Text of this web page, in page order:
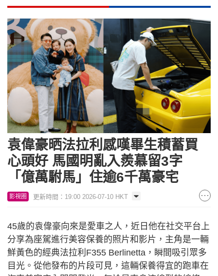
袁偉豪晒法拉利感嘆畢生積蓄買
心頭好 馬國明亂入羨慕留3字
「億萬駙馬」住逾6千萬豪宅
影視圈 更新時間：19:00 2026-07-10 HKT
45歲的袁偉豪向來是愛車之人，近日他在社交平台上
分享為座駕進行美容保養的照片和影片，主角是一輛
鮮黃色的經典法拉利F355 Berlinetta，瞬間吸引眾多
目光。從他發布的片段可見，這輛保養得宜的跑車在